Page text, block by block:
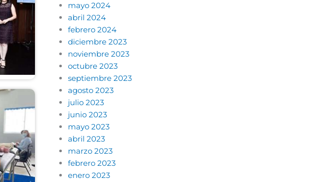
mayo 2024
abril 2024
febrero 2024
diciembre 2023
noviembre 2023
octubre 2023
septiembre 2023
agosto 2023
julio 2023
junio 2023
mayo 2023
abril 2023
marzo 2023
febrero 2023
enero 2023